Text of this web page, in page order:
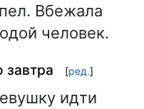
Вбежала
человек.
[ред.]
идти